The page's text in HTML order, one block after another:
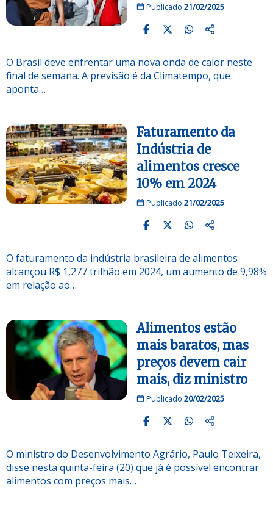
Publicado 21/02/2025
O Brasil deve enfrentar uma nova onda de calor neste
final de semana. A previsão é da Climatempo, que
aponta…
Faturamento da
Indústria de
alimentos cresce
10% em 2024
Publicado 21/02/2025
O faturamento da indústria brasileira de alimentos
alcançou R$ 1,277 trilhão em 2024, um aumento de 9,98%
em relação ao…
Alimentos estão
mais baratos, mas
preços devem cair
mais, diz ministro
Publicado 20/02/2025
O ministro do Desenvolvimento Agrário, Paulo Teixeira,
disse nesta quinta-feira (20) que já é possível encontrar
alimentos com preços mais…